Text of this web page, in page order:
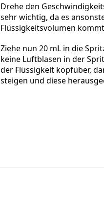
Drehe den
sehr wichtig, da es
Flüssigkeitsvolumen
Ziehe nun 20 mL in die
keine Luftblasen in der
der Flüssigkeit kopfüber,
steigen und diese